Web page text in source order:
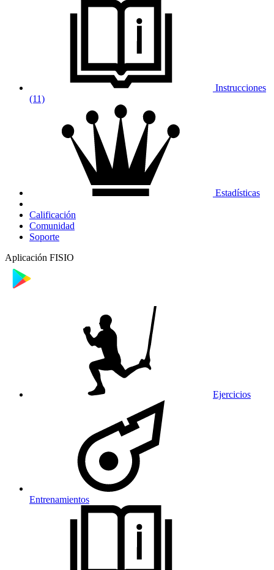
Instrucciones
(11)
Estadísticas
Calificación
Comunidad
Soporte
Aplicación FISIO
Ejercicios
Entrenamientos